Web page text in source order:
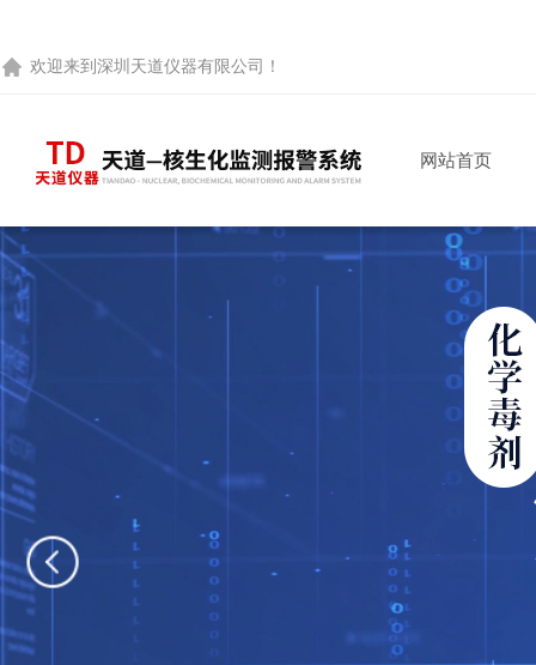
欢迎来到 深圳天道仪器有限公司 ！
网站首页